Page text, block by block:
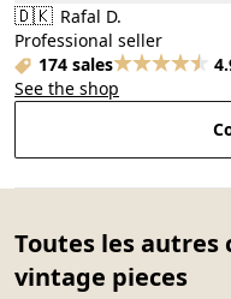
🇩🇰 Rafal D.
Professional seller
174 sales
See the shop
Toutes les
vintage pieces